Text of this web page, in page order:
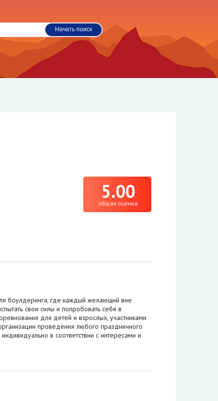
5.00
общая оценка
боулдеринга, где каждый желающий вне
свои силы и попробовать себя в
для детей и взрослых, участниками
проведения любого праздничного
в соответствии с интересами и